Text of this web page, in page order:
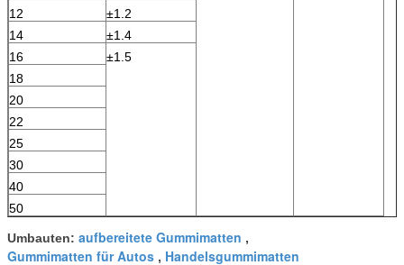
12
±1.2
14
±1.4
16
±1.5
18
20
22
25
30
40
50
Umbauten: aufbereitete Gummimatten ,
Gummimatten für Autos , Handelsgummimatten